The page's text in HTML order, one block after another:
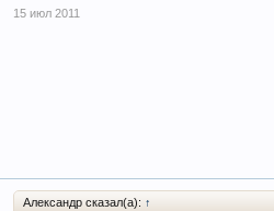
15 июл 2011
Александр сказал(а): ↑